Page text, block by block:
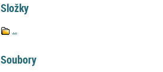
Složky
..
Soubory